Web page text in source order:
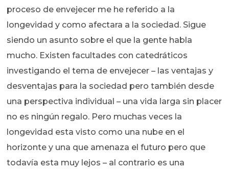
proceso de envejecer me he referido a la
longevidad y como afectara a la sociedad. Sigue
siendo un asunto sobre el que la gente habla
mucho. Existen facultades con catedráticos
investigando el tema de envejecer – las ventajas y
desventajas para la sociedad pero también desde
una perspectiva individual – una vida larga sin placer
no es ningún regalo. Pero muchas veces la
longevidad esta visto como una nube en el
horizonte y una que amenaza el futuro pero que
todavía esta muy lejos – al contrario es una